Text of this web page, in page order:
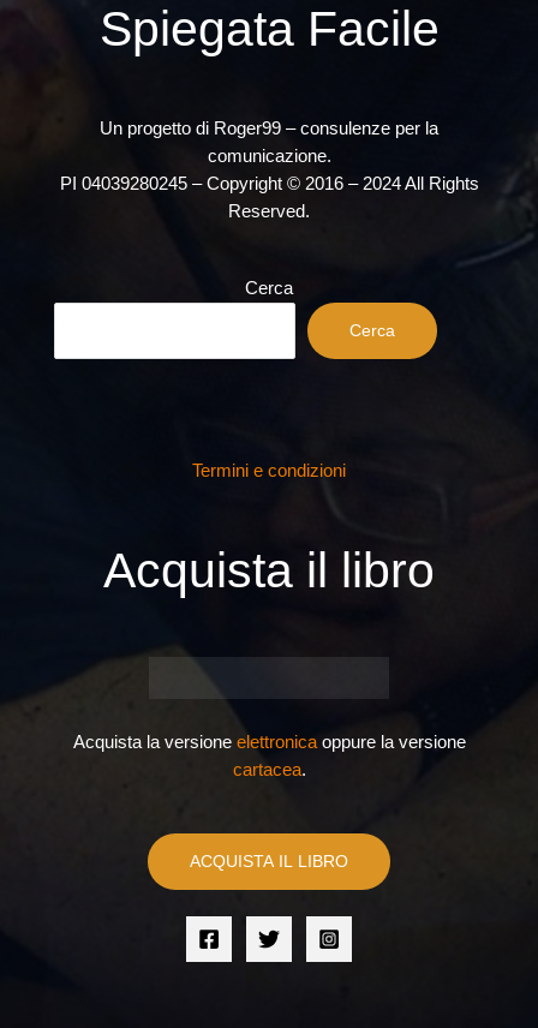
Spiegata Facile
Un progetto di Roger99 – consulenze per la
comunicazione.
PI 04039280245 – Copyright © 2016 – 2024 All Rights
Reserved.
Cerca
Cerca
Termini e condizioni
Acquista il libro
Acquista la versione elettronicaoppure la versione
cartacea.
ACQUISTA IL LIBRO